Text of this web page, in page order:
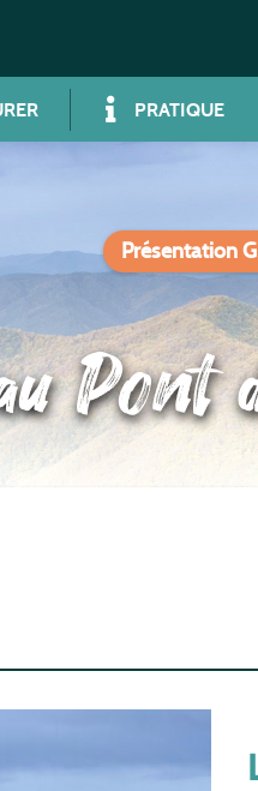
PRATIQUE
Présentation
Pont